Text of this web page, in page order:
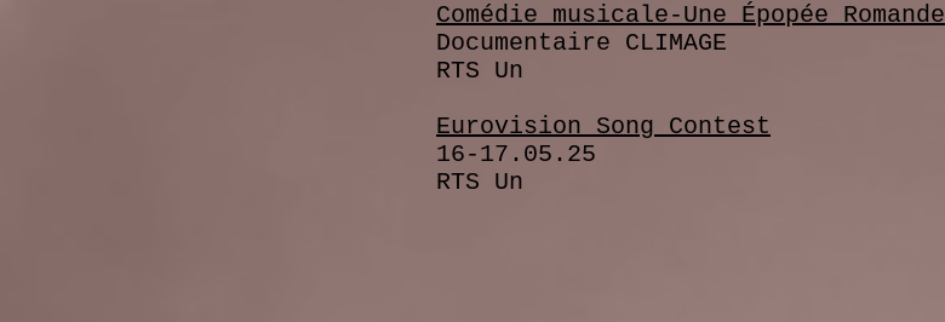
Comédie musicale-Une Épopée Romande
Documentaire CLIMAGE
RTS Un
Eurovision Song Contest
16-17.05.25
RTS Un